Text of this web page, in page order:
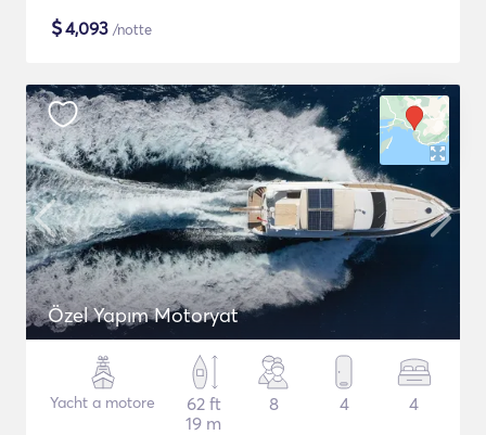
$4,093 /notte
Özel Yapım Motoryat
Yacht a motore
62 ft
19 m
8 4 4